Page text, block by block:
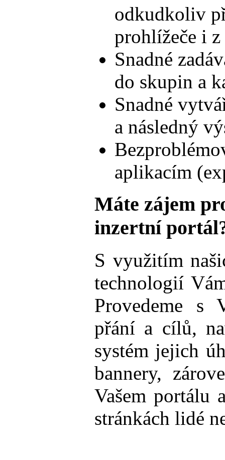
odkudkoliv
prohlížeče i
Snadné
do skupin a
Snadné
a následný
aplikacím
Máte zájem
inzertní
S využitím
technologií
Provedeme s
přání a cílů,
systém jejich
bannery,
Vašem portálu
stránkách lidé